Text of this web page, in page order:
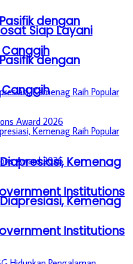
dengan
Kemenag
Institutions
Siap Layani
dengan
Kemenag
Institutions